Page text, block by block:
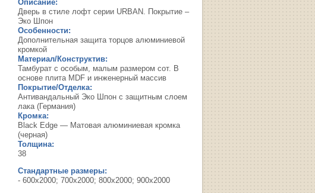
Описание:
Дверь в стиле лофт серии URBAN. Покрытие –
Эко Шпон
Особенности:
Дополнительная защита торцов алюминиевой
кромкой
Материал/Конструктив:
Тамбурат с особым, малым размером сот. В
основе плита MDF и инженерный массив
Покрытие/Отделка:
Антивандальный Эко Шпон с защитным слоем
лака (Германия)
Кромка:
Black Edge — Матовая алюминиевая кромка
(черная)
Толщина:
38
Стандартные размеры:
- 600х2000; 700х2000; 800х2000; 900х2000